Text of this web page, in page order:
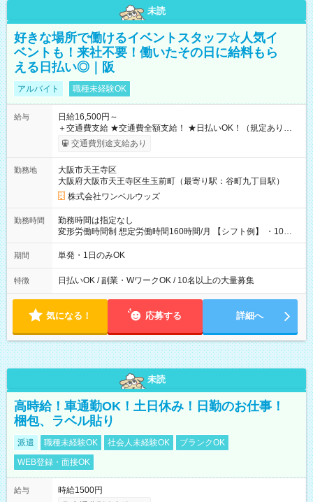
未読
好きな場所で働けるイベントスタッフ☆人気イ
ベントも！来社不要！働いたその日に給料もら
える日払い◎｜阪
アルバイト 職種未経験OK
給与
日給16,500円～
＋交通費支給 ★交通費全額支給！ ★日払いOK！（規定あり） ┗
働いたその日に現金GET♪ お仕事後はコンビニATMから 日払
交通費別途支給あり
勤務地
大阪市天王寺区
大阪府大阪市天王寺区生玉前町（最寄り駅：谷町九丁目駅）
株式会社ワンベルウッズ
勤務時間
勤務時間は指定なし
変形労働時間制 想定労働時間160時間/月 【シフト例】 ・10：
00～20：00
期間 単発・1日のみOK
特徴 日払いOK / 副業・WワークOK / 10名以上の大量募集
気になる！ 応募する 詳細へ
未読
高時給！車通勤OK！土日休み！日勤のお仕事！
梱包、ラベル貼り
派遣 職種未経験OK 社会人未経験OK
ブランクOK
WEB登録・面接OK
給与
時給1500円